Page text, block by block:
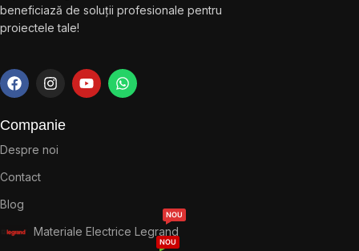
beneficiază de soluții profesionale pentru
proiectele tale!
Companie
Despre noi
Contact
Blog
Materiale Electrice Legrand
NOU
NOU